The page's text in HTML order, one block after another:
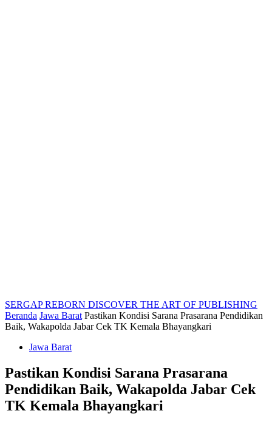
SERGAP REBORN DISCOVER THE ART OF PUBLISHING
Beranda Jawa Barat Pastikan Kondisi Sarana Prasarana Pendidikan
Baik, Wakapolda Jabar Cek TK Kemala Bhayangkari
Jawa Barat
Pastikan Kondisi Sarana Prasarana
Pendidikan Baik, Wakapolda Jabar Cek
TK Kemala Bhayangkari